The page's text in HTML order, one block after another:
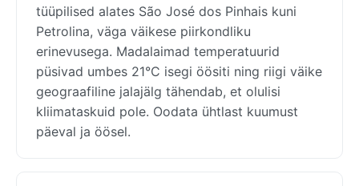
tüüpilised alates São José dos Pinhais kuni
Petrolina, väga väikese piirkondliku
erinevusega. Madalaimad temperatuurid
püsivad umbes 21°C isegi öösiti ning riigi väike
geograafiline jalajälg tähendab, et olulisi
kliimataskuid pole. Oodata ühtlast kuumust
päeval ja öösel.